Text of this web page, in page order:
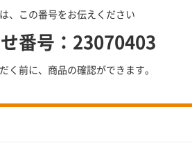
、この番号をお伝えください
番号：23070403
く前に、商品の確認ができます。